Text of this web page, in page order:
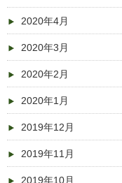
2020年4月
2020年3月
2020年2月
2020年1月
2019年12月
2019年11月
2019年10月